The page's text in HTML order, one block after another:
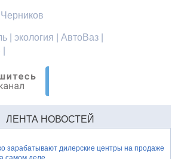
| экология | АвтоВаз |
ЛЕНТА НОВОСТЕЙ
зарабатывают дилерские центры на продаже